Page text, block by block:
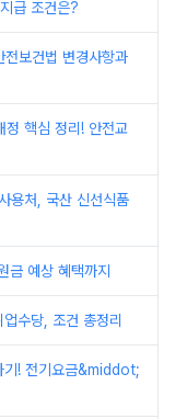
급 조건은?
보건법 변경사항과
핵심 정리! 안전교
용처, 국산 신선식품
금 예상 혜택까지
수당, 조건 총정리
기! 전기요금&middot;